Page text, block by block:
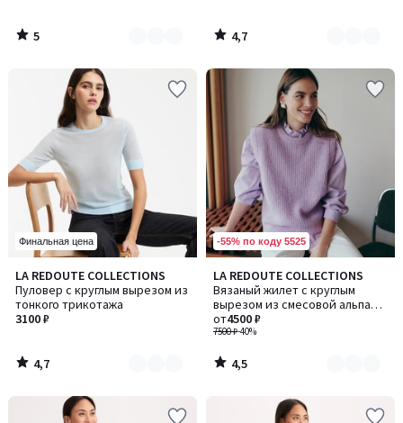
5
/
4,7
/
Финальная цена
LA REDOUTE COLLECTIONS
Пуловер с круглым вырезом из
тонкого трикотажа
3100 ₽
4,7
/ 5
Количество
цветов:
2
4,7
/
-55% по коду 5525
LA REDOUTE COLLECTIONS
Вязаный жилет с круглым
вырезом из смесовой альпаки,
ANETTE / АНЕТТ
7500 ₽-40%
от4500 ₽
4,5
/ 5
Количество
цветов:
3
4,5
/